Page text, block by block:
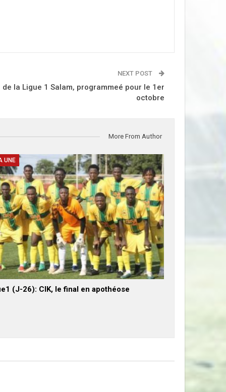
NEXT POST
la Ligue 1 Salam, programmeé pour le 1er
octobre
More From Author
UNE
(J-26): CIK, le final en apothéose